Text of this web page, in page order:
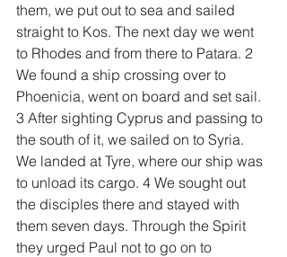
them, we put out to sea and sailed
straight to Kos. The next day we went
to Rhodes and from there to Patara. 2
We found a ship crossing over to
Phoenicia, went on board and set sail.
3 After sighting Cyprus and passing to
the south of it, we sailed on to Syria.
We landed at Tyre, where our ship was
to unload its cargo. 4 We sought out
the disciples there and stayed with
them seven days. Through the Spirit
they urged Paul not to go on to